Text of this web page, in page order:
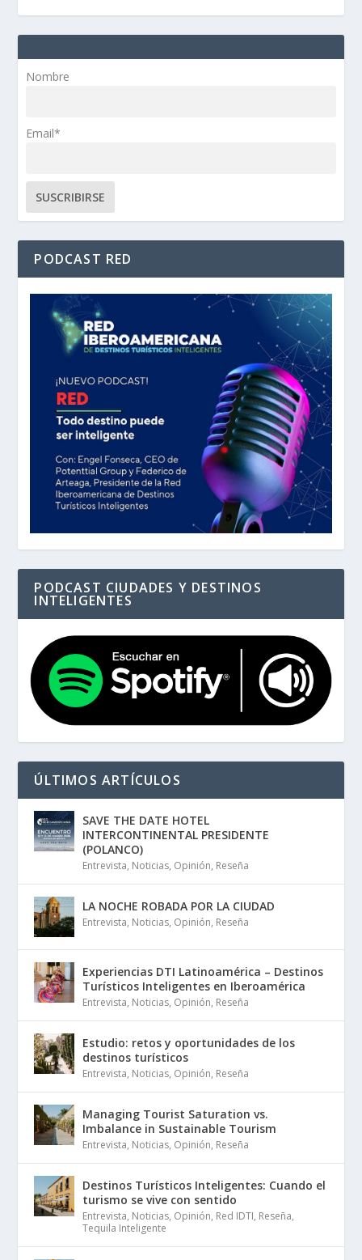
Nombre
Email*
PODCAST RED
PODCAST CIUDADES Y DESTINOS
INTELIGENTES
ÚLTIMOS ARTÍCULOS
SAVE THE DATE HOTEL
INTERCONTINENTAL PRESIDENTE
(POLANCO)
Entrevista, Noticias, Opinión, Reseña
LA NOCHE ROBADA POR LA CIUDAD
Entrevista, Noticias, Opinión, Reseña
Experiencias DTI Latinoamérica – Destinos
Turísticos Inteligentes en Iberoamérica
Entrevista, Noticias, Opinión, Reseña
Estudio: retos y oportunidades de los
destinos turísticos
Entrevista, Noticias, Opinión, Reseña
Managing Tourist Saturation vs.
Imbalance in Sustainable Tourism
Entrevista, Noticias, Opinión, Reseña
Destinos Turísticos Inteligentes: Cuando el
turismo se vive con sentido
Entrevista, Noticias, Opinión, Red IDTI, Reseña,
Tequila Inteligente